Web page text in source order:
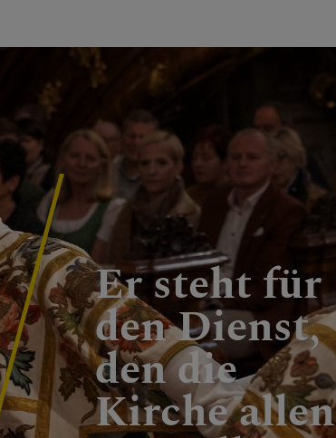
Er steht für
den Dienst,
den die
Kirche allen